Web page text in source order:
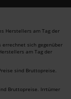
Herstellers am Tag der
sich gegenüber
am Tag der
sind Bruttopreise.
Bruttopreise. Irrtümer